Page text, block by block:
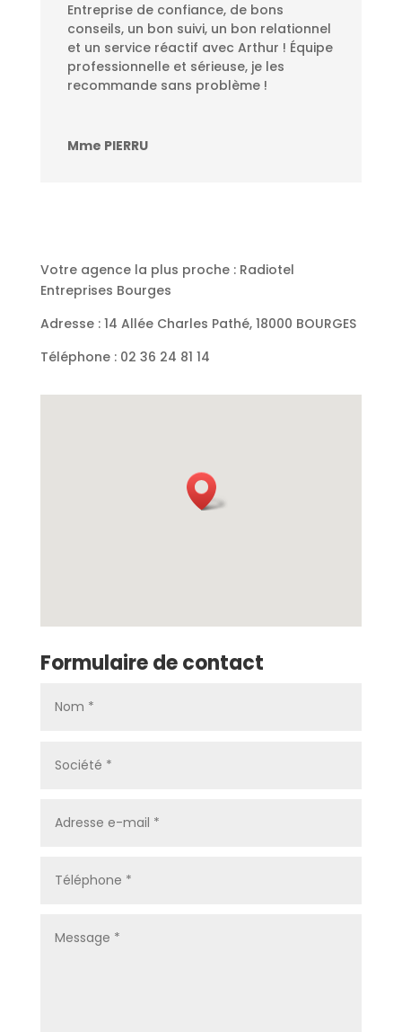
Entreprise de confiance, de bons
conseils, un bon suivi, un bon relationnel
et un service réactif avec Arthur ! Équipe
professionnelle et sérieuse, je les
recommande sans problème !
Mme PIERRU
Votre agence la plus proche : Radiotel
Entreprises Bourges
Adresse : 14 Allée Charles Pathé, 18000 BOURGES
Téléphone : 02 36 24 81 14
Formulaire de contact